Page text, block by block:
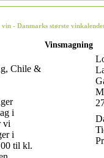
vin - Danmarks største
Vinsmagning
Chile &
i
vi
i
til kl.